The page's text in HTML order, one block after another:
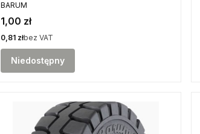
18x7-8 STANDARD Barum
PRODUCENT
BARUM
Cena
1,00 zł
Cena
0,81 złbez VAT
Niedostępny